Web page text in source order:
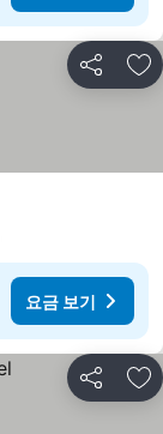
공유 즐
요금 보기
공유 즐